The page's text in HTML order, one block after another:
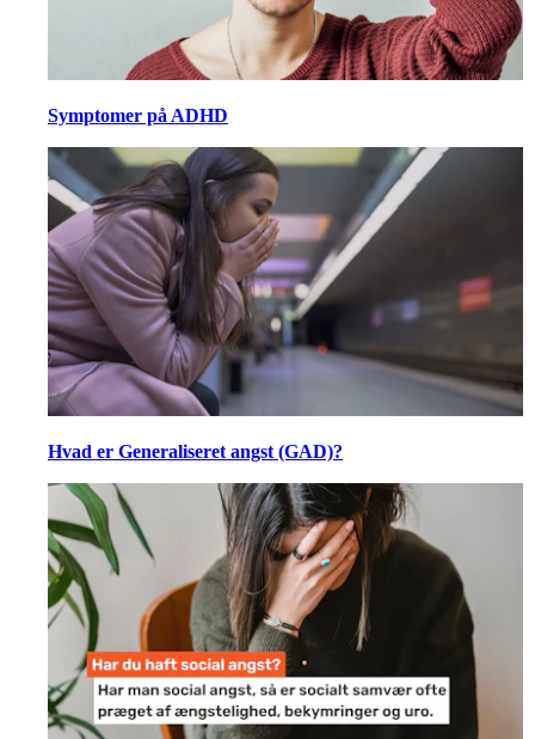
Symptomer på ADHD
Hvad er Generaliseret angst (GAD)?